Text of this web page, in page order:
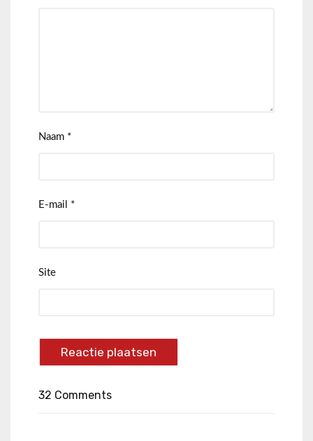
Naam *
E-mail *
Site
32 Comments